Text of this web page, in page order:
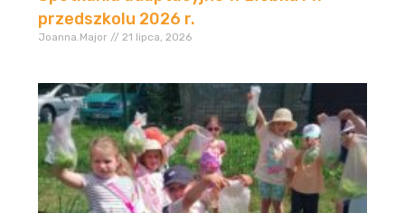
przedszkolu 2026 r.
Joanna.Major 21 lipca, 2026